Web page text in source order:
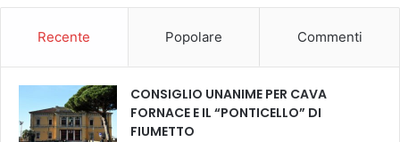
a
n
d
z
Recente Popolare Commenti
CONSIGLIO UNANIME PER CAVA
FORNACE E IL “PONTICELLO” DI
FIUMETTO